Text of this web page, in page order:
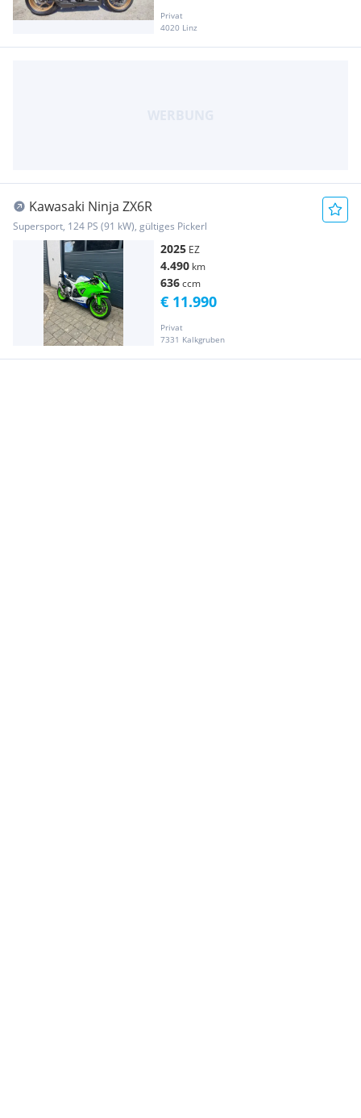
Privat
4020 Linz
Kawasaki Ninja ZX6R
Supersport, 124 PS (91 kW), gültiges Pickerl
2025 EZ
4.490 km
636ccm
Privat
7331 Kalkgruben
€ 11.990